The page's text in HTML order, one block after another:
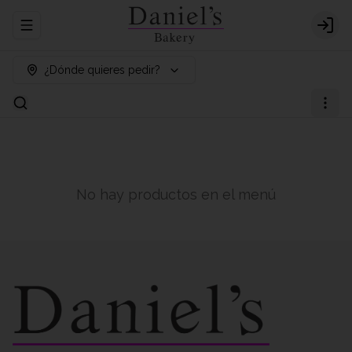
Abrir menu de navegación
¿Dónde quieres pedir?
No hay productos en el menú